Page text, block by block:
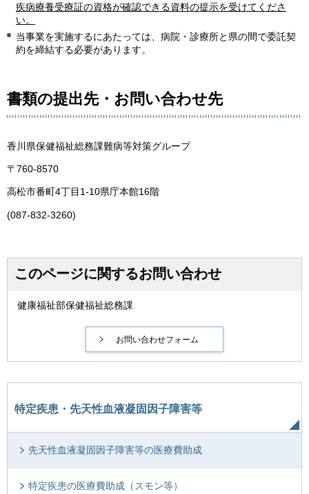
疾病療養受療証の資格が確認できる資料の提示を受けてくださ
い。
当事業を実施するにあたっては、病院・診療所と県の間で委託契
約を締結する必要があります。
書類の提出先・お問い合わせ先
香川県保健福祉総務課難病等対策グループ
〒760-8570
高松市番町4丁目1-10県庁本館16階
(087-832-3260)
このページに関するお問い合わせ
健康福祉部保健福祉総務課
特定疾患・先天性血液凝固因子障害等
先天性血液凝固因子障害等の医療費助成
特定疾患の医療費助成（スモン等）